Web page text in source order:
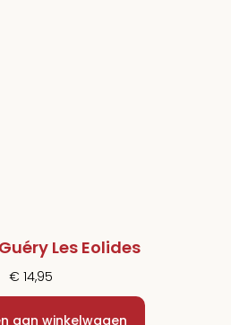
Les Eolides
€ 14,95
aan winkelwagen